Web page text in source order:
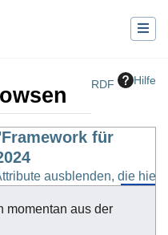
RDF Hilfe
für
ausblenden, die
momentan aus der